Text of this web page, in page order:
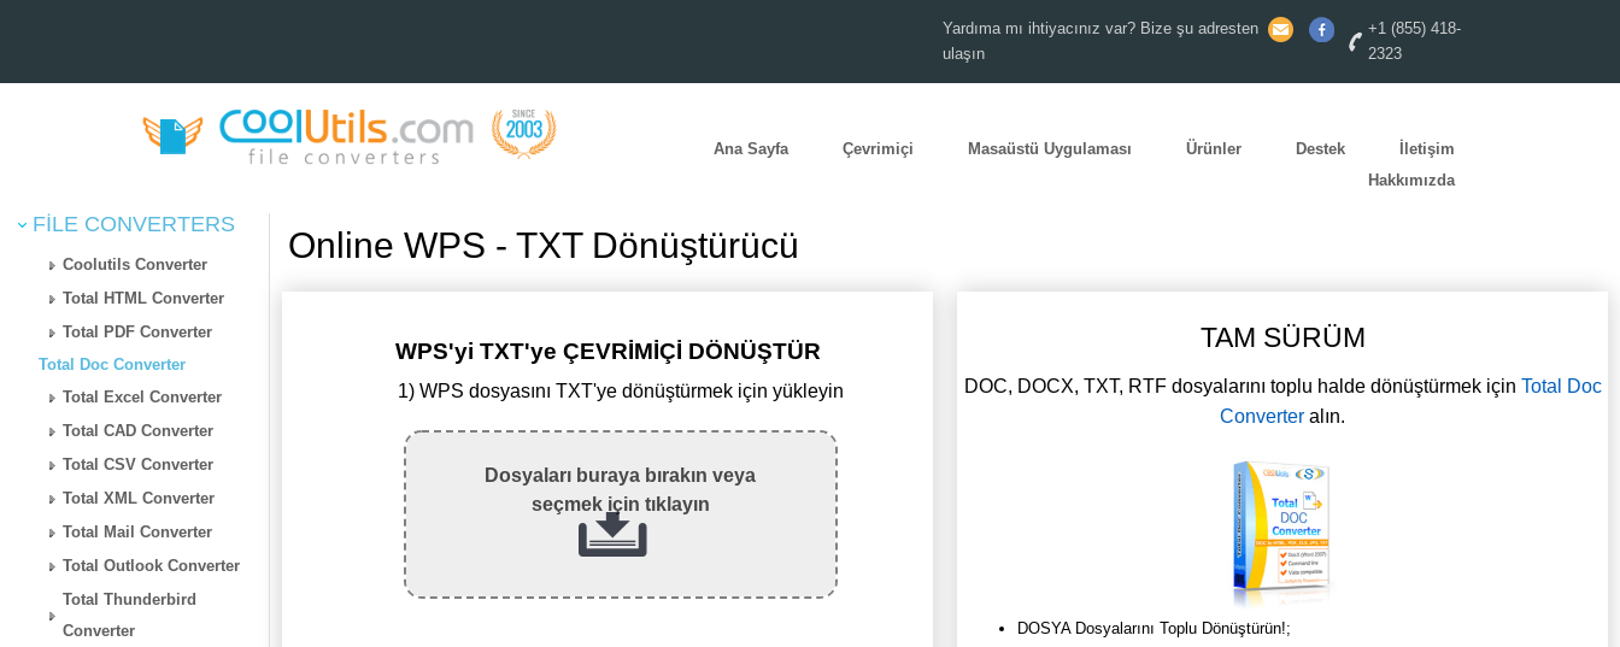
Yardıma mı ihtiyacınız var? Bize şu adresten
ulaşın
+1 (855) 418-
2323
Ana Sayfa Çevrimiçi Masaüstü Uygulaması Ürünler Destek
İletişim
Hakkımızda
FILE CONVERTERS
Coolutils Converter
Total HTML Converter
Total PDF Converter
Total Doc Converter
Total Excel Converter
Total CAD Converter
Total CSV Converter
Total XML Converter
Total Mail Converter
Total Outlook Converter
Total Thunderbird
Converter
Online WPS - TXT Dönüştürücü
WPS'yi TXT'ye ÇEVRİMİÇİ DÖNÜŞTÜR
1) WPS dosyasını TXT'ye dönüştürmek için yükleyin
Dosyaları buraya bırakın veya
seçmek için tıklayın
TAM SÜRÜM
DOC, DOCX, TXT, RTF dosyalarını toplu halde dönüştürmek için Total Doc
Converter alın.
DOSYA Dosyalarını Toplu Dönüştürün!;